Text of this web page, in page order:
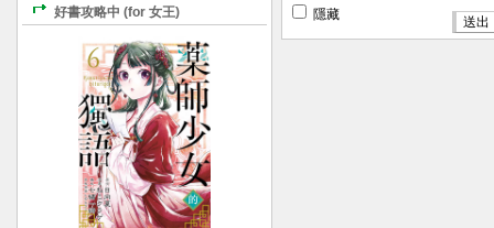
隱藏
好書攻略中 (for 女王)